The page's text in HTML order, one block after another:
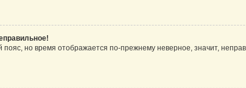
пояс, но время отображается по-прежнему неверное, значит,